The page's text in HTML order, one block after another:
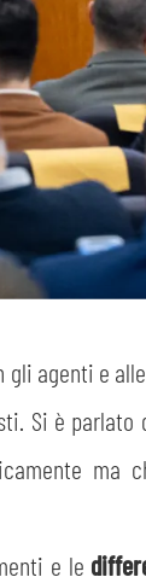
agenti e
Si è
ma
e le